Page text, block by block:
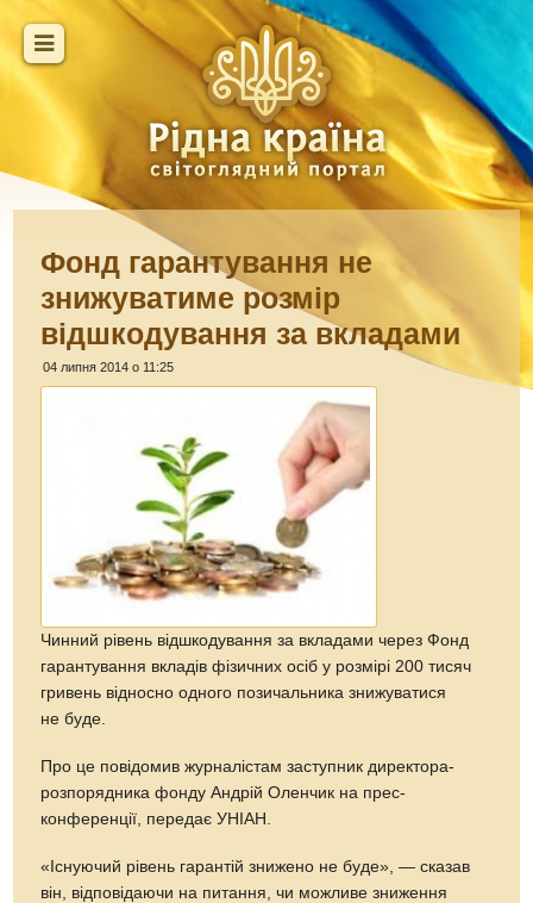
Фонд гарантування не
знижуватиме розмір
відшкодування за вкладами
04 липня 2014 о 11:25
Чинний рівень відшкодування за вкладами через Фонд
гарантування вкладів фізичних осіб у розмірі 200 тисяч
гривень відносно одного позичальника знижуватися
не буде.
Про це повідомив журналістам заступник директора-
розпорядника фонду Андрій Оленчик на прес-
конференції, передає УНІАН.
«Існуючий рівень гарантій знижено не буде», — сказав
він, відповідаючи на питання, чи можливе зниження